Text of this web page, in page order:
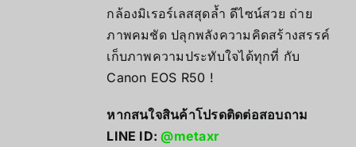
กล้องมิเรอร์เลสสุดล้ำ ดีไซน์สวย ถ่าย
ภาพคมชัด ปลุกพลังความคิดสร้างสรรค์
เก็บภาพความประทับใจได้ทุกที่ กับ
Canon EOS R50 !
หากสนใจสินค้าโปรดติดต่อสอบถาม
LINE ID:@metaxr